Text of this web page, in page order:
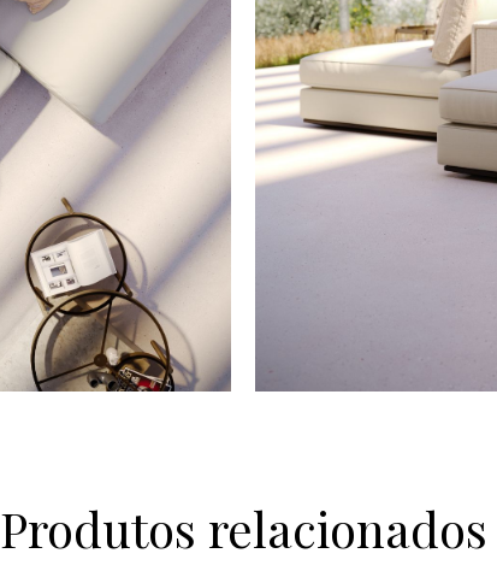
Produtos relacionados